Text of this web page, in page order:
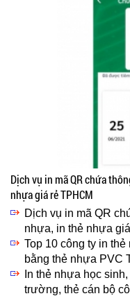
Dịch vụ in mã QR chứa
nhựa giá rẻ TPHCM
Dịch vụ in mã QR
nhựa, in thẻ nhựa
Top 10 công ty in
bằng thẻ nhựa PVC
In thẻ nhựa học
trường, thẻ cán bộ